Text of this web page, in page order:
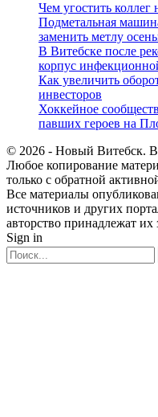
Чем угостить
Подметальная
заменить метлу
В Витебске после
корпус
Как увеличить
инвесторов
Хоккейное
павших героев на
© 2026 - Новый Витебск.
Любое копирование
только с обратной
Все материалы
источников и других
авторство принадлежат
Sign in